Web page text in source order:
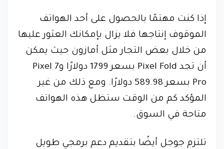
إذا كنت مهتمًا بالحصول على أحد الهواتف
الموقوف إنتاجها فلا يزال بإمكانك العثور عليها
من خلال بعض التجار مثل أمازون حيث يمكن
أن تجد Pixel Fold بسعر 1799 دولارًا وPixel 7
Pro بسعر 589.98 دولارًا. ومع ذلك من غير
المؤكد كم من الوقت ستظل هذه الهواتف
متاحة في السوق.
تلتزم جوجل أيضًا بتقديم دعم برمجي طويل